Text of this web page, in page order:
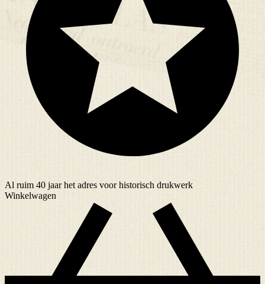
Al ruim 40 jaarhet adres voor historisch drukwerk
Winkelwagen